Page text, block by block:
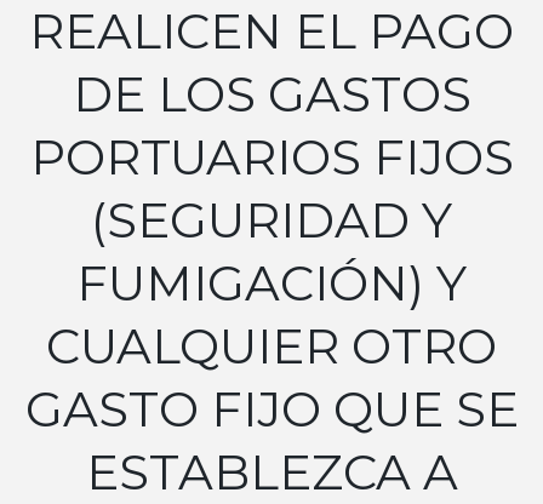
REALICEN EL PAGO
DE LOS GASTOS
PORTUARIOS FIJOS
(SEGURIDAD Y
FUMIGACIÓN) Y
CUALQUIER OTRO
GASTO FIJO QUE SE
ESTABLEZCA A